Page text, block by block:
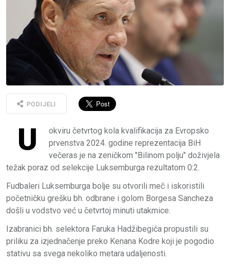
PODIJELI
U
okviru četvrtog kola kvalifikacija za Evropsko
prvenstva 2024. godine reprezentacija BiH
večeras je na zeničkom "Bilinom polju" doživjela
težak poraz od selekcije Luksemburga rezultatom 0:2.
Fudbaleri Luksemburga bolje su otvorili meč i iskoristili
početničku grešku bh. odbrane i golom Borgesa Sancheza
došli u vodstvo već u četvrtoj minuti utakmice.
Izabranici bh. selektora Faruka Hadžibegića propustili su
priliku za izjednačenje preko Kenana Kodre koji je pogodio
stativu sa svega nekoliko metara udaljenosti.